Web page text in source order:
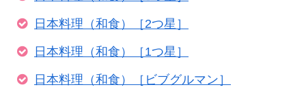
日本料理（和食）［2つ星］
日本料理（和食）［1つ星］
日本料理（和食）［ビブグルマン］